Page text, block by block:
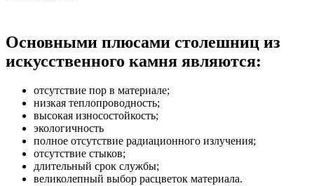
Основными плюсами столешниц из
искусственного камня являются:
отсутствие пор в материале;
низкая теплопроводность;
высокая износостойкость;
экологичность
полное отсутствие радиационного излучения;
отсутствие стыков;
длительный срок службы;
великолепный выбор расцветок материала.